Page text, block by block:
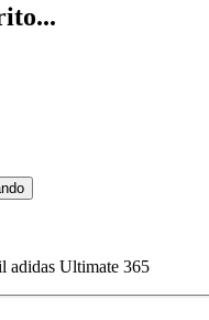
adidas Ultimate 365